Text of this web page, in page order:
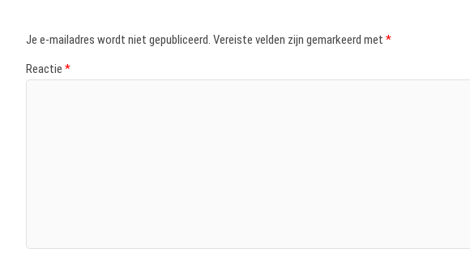
Je e-mailadres wordt niet gepubliceerd. Vereiste velden zijn gemarkeerd met *
Reactie *